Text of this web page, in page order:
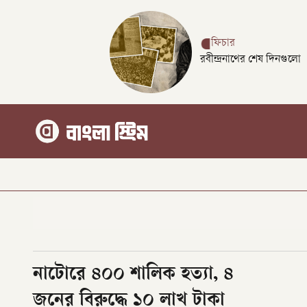
ফিচার
রবীন্দ্রনাথের শেষ দিনগুলো
নাটোরে ৪০০ শালিক হত্যা, ৪
জনের বিরুদ্ধে ১০ লাখ টাকা